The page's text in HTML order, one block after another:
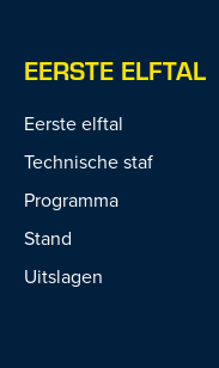
EERSTE ELFTAL
Eerste elftal
Technische staf
Programma
Stand
Uitslagen